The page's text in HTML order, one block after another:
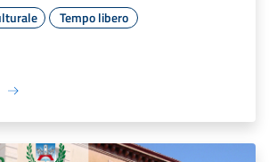
Tempo libero